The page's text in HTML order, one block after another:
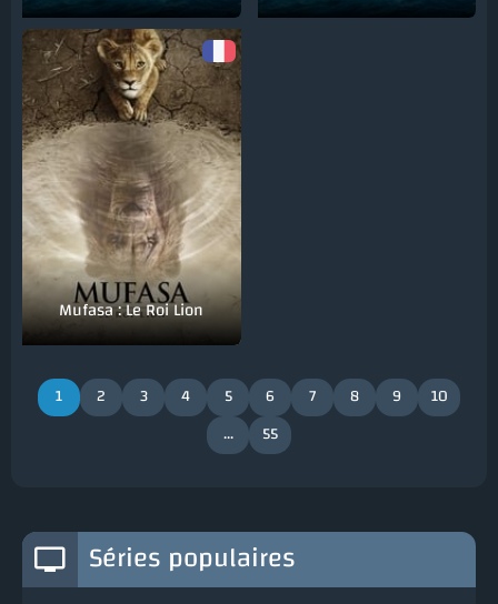
Mufasa : Le Roi Lion
1 2 3 4 5 6 7 8 9
10
...
55
Séries populaires